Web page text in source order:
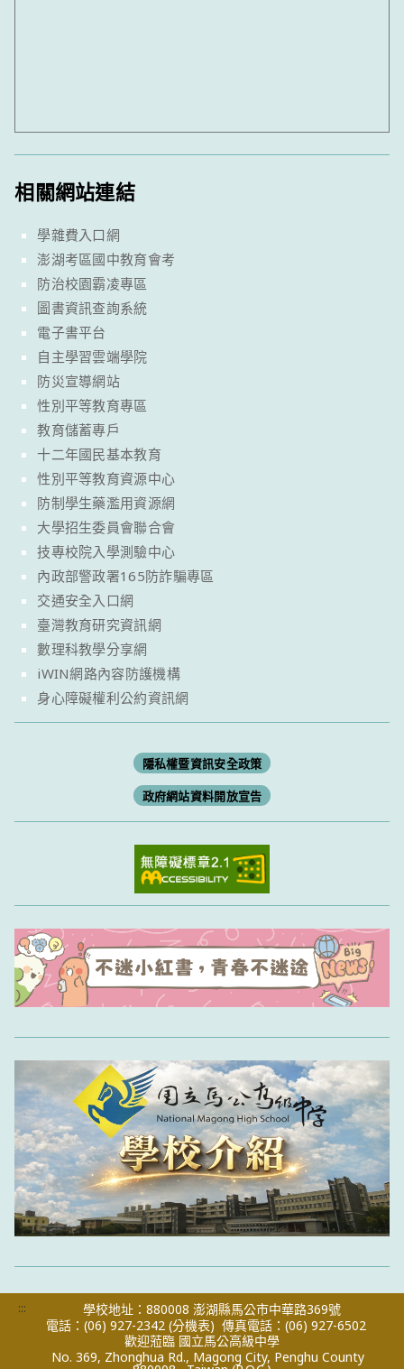
相關網站連結
學雜費入口網
澎湖考區國中教育會考
防治校園霸凌專區
圖書資訊查詢系統
電子書平台
自主學習雲端學院
防災宣導網站
性別平等教育專區
教育儲蓄專戶
十二年國民基本教育
性別平等教育資源中心
防制學生藥濫用資源網
大學招生委員會聯合會
技專校院入學測驗中心
內政部警政署165防詐騙專區
交通安全入口網
臺灣教育研究資訊網
數理科教學分享網
iWIN網路內容防護機構
身心障礙權利公約資訊網
隱私權暨資訊安全政策
政府網站資料開放宣告
:::
學校地址：880008 澎湖縣馬公市中華路369號
電話：(06) 927-2342 (分機表) 傳真電話：(06) 927-6502
歡迎蒞臨 國立馬公高級中學
No. 369, Zhonghua Rd., Magong City, Penghu County